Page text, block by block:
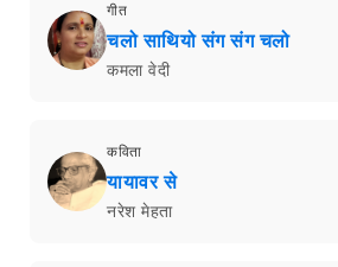
गीत
चलो साथियो संग संग चलो
कमला वेदी
कविता
यायावर से
नरेश मेहता